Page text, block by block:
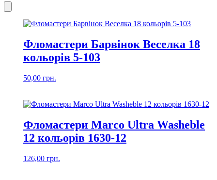
Фломастери Барвінок Веселка 18
кольорів 5-103
50,00 грн.
Фломастери Marco Ultra Washeble
12 кольорів 1630-12
126,00 грн.